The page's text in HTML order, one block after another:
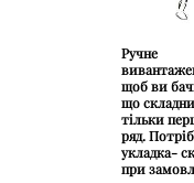
Ручне
щоб ви
що
тільки
ряд.
укладка-
при